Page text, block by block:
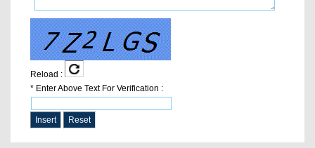
Reload :
* Enter Above Text For Verification :